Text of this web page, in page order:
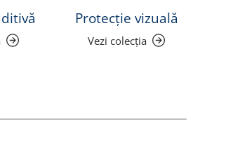
Protecție vizuală
Vezi colecția